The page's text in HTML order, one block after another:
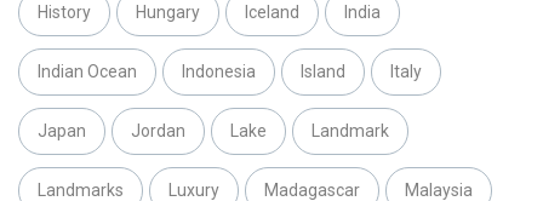
History Hungary Iceland India
Indian Ocean Indonesia Island Italy
Japan Jordan Lake Landmark
Landmarks Luxury Madagascar Malaysia